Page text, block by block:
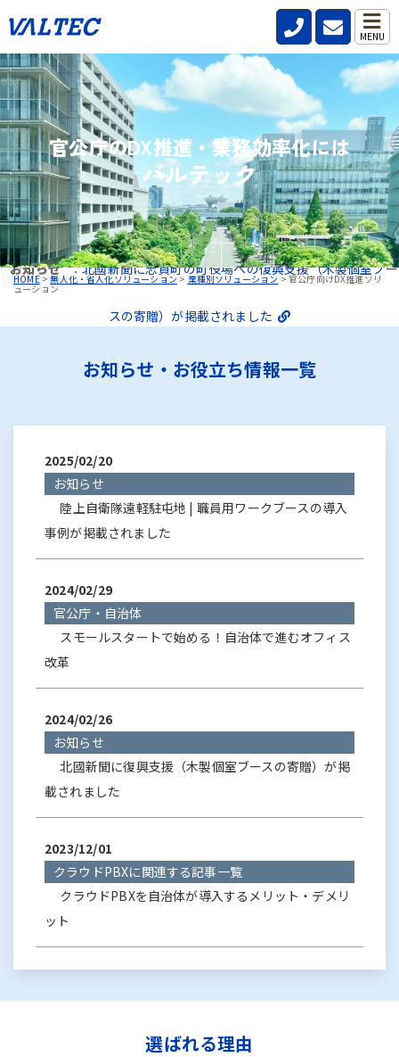
MENU
HOME>無人化・省人化ソリューション> 業種別ソリューション >官公庁向けDX推進ソリ
ューション
官公庁のDX推進・業務効率化には
バルテック
お知らせ ：北國新聞に志賀町の町役場への復興支援（木製個室ブー
スの寄贈）が掲載されました
お知らせ・お役立ち情報一覧
2025/02/20
お知らせ
陸上自衛隊遠軽駐屯地 | 職員用ワークブースの導入
事例が掲載されました
2024/02/29
官公庁・自治体
スモールスタートで始める！自治体で進むオフィス
改革
2024/02/26
お知らせ
北國新聞に復興支援（木製個室ブースの寄贈）が掲
載されました
2023/12/01
クラウドPBXに関連する記事一覧
クラウドPBXを自治体が導入するメリット・デメリ
ット
選ばれる理由